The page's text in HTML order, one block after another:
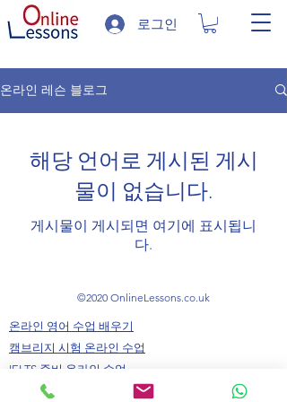
로그인
온라인 레슨 블로그
해당 언어로 게시된 게시
물이 없습니다.
게시물이 게시되면 여기에 표시됩니
다.
©2020 OnlineLessons.co.uk
온라인 영어 수업 배우기
캠브리지 시험 온라인 수업
IELTS 준비 온라인 수업
성인 영어 온라인 수업